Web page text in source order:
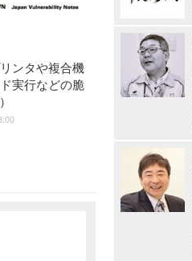
ンタや複合機
実行などの脆